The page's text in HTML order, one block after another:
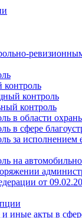
контроль
контроль
в области
в сфере
за исполнением
на
от
иные акты в